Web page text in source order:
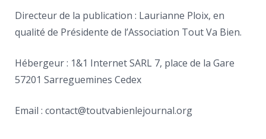
Directeur de la publication : Laurianne Ploix, en
qualité de Présidente de l’Association Tout Va Bien.
Hébergeur : 1&1 Internet SARL 7, place de la Gare
57201 Sarreguemines Cedex
Email : contact@toutvabienlejournal.org